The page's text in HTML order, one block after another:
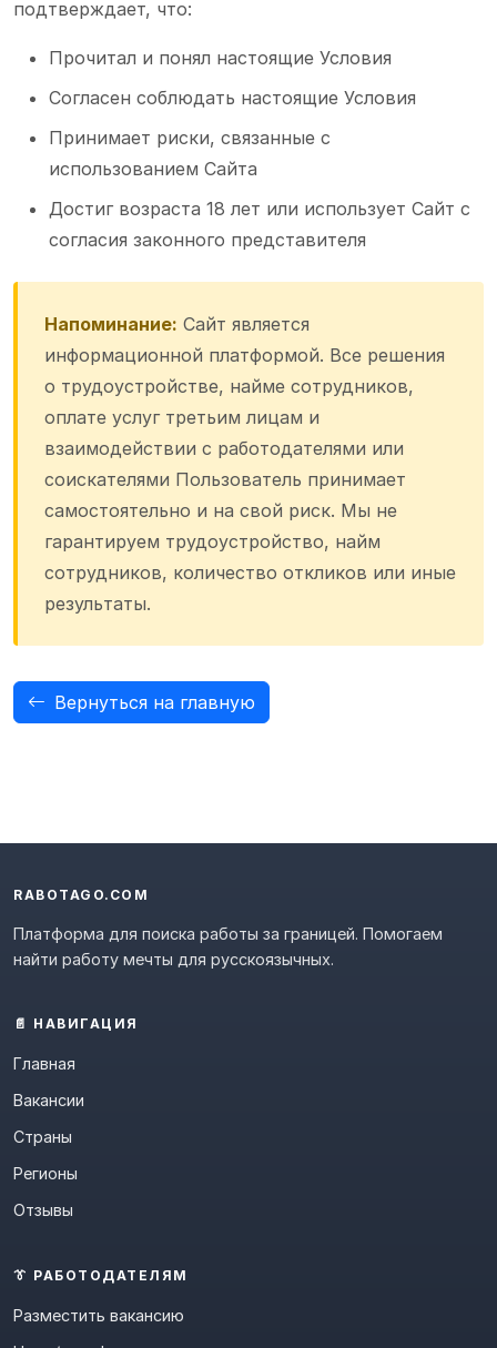
подтверждает, что:
Прочитал и понял настоящие Условия
Согласен соблюдать настоящие Условия
Принимает риски, связанные с
использованием Сайта
Достиг возраста 18 лет или использует Сайт с
согласия законного представителя
Напоминание: Сайт является
информационной платформой. Все решения
о трудоустройстве, найме сотрудников,
оплате услуг третьим лицам и
взаимодействии с работодателями или
соискателями Пользователь принимает
самостоятельно и на свой риск. Мы не
гарантируем трудоустройство, найм
сотрудников, количество откликов или иные
результаты.
Вернуться на главную
RABOTAGO.COM
Платформа для поиска работы за границей. Помогаем
найти работу мечты для русскоязычных.
📄 НАВИГАЦИЯ
Главная
Вакансии
Страны
Регионы
Отзывы
👔 РАБОТОДАТЕЛЯМ
Разместить вакансию